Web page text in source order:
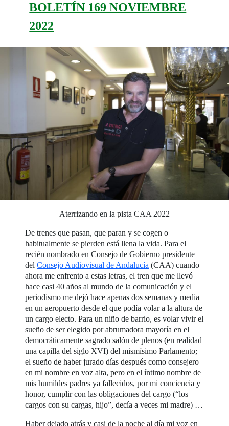
BOLETÍN 169 NOVIEMBRE
2022
Aterrizando en la pista CAA 2022
De trenes que pasan, que paran y se cogen o
habitualmente se pierden está llena la vida. Para el
recién nombrado en Consejo de Gobierno presidente
delConsejo Audiovisual de Andalucía (CAA) cuando
ahora me enfrento a estas letras, el tren que me llevó
hace casi 40 años al mundo de la comunicación y el
periodismo me dejó hace apenas dos semanas y media
en un aeropuerto desde el que podía volar a la altura de
un cargo electo. Para un niño de barrio, es volar vivir el
sueño de ser elegido por abrumadora mayoría en el
democráticamente sagrado salón de plenos (en realidad
una capilla del siglo XVI) del mismísimo Parlamento;
el sueño de haber jurado días después como consejero
en mi nombre en voz alta, pero en el íntimo nombre de
mis humildes padres ya fallecidos, por mi conciencia y
honor, cumplir con las obligaciones del cargo (“los
cargos con su cargas, hijo”, decía a veces mi madre) …
Haber dejado atrás y casi de la noche al día mi voz en